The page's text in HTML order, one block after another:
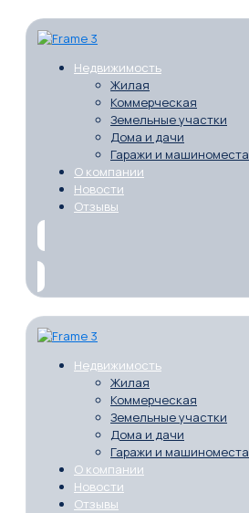
Недвижимость
Жилая
Коммерческая
Земельные участки
Дома и дачи
Гаражи и машиноместа
О компании
Новости
Отзывы
Недвижимость
Жилая
Коммерческая
Земельные участки
Дома и дачи
Гаражи и машиноместа
О компании
Новости
Отзывы